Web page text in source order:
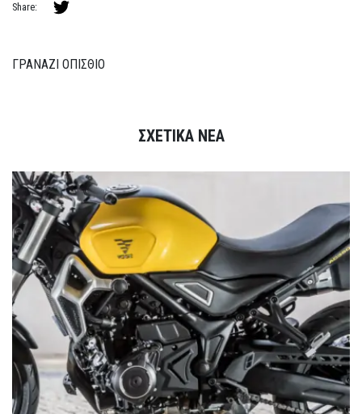
Share:
ΓΡΑΝΑΖΙ ΟΠΙΣΘΙΟ
ΣΧΕΤΙΚΑ ΝΕΑ